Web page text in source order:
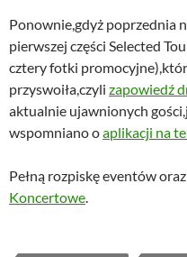
Ponownie,gdyż poprzednia
pierwszej części Selected
cztery fotki
przyswoiła,czyli zapowiedź
aktualnie ujawnionych
wspomniano oaplikacji na
Pełną rozpiskę eventów
Koncertowe.